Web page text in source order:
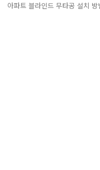
아파트 블라인드 무타공 설치